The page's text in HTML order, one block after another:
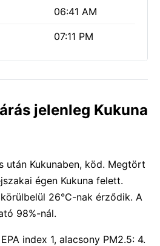
06:41 AM
07:11 PM
jelenleg Kukuna
után Kukunaben, köd. Megtört
égen Kukuna felett.
26°C-nak érződik. A
98%-nál.
index 1, alacsony PM2.5: 4.